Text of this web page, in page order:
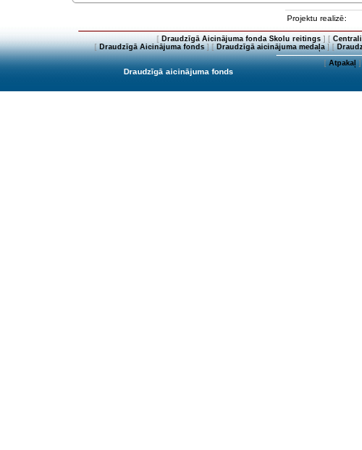
Projektu realizē:
[ Draudzīgā Aicinājuma fonda Skolu reitings] [
[Draudzīgā Aicinājuma fonds] [Draudzīgā aicinājuma medaļa] [
[Atpakaļ]
Draudzīgā aicinājuma fonds